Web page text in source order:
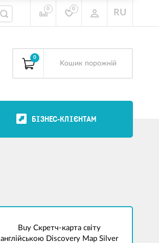
0 0 RU
0
Kошик порожній
БІЗНЕС-КЛІЄНТАМ
Buy Скретч-карта світу
англійською Discovery Map Silver